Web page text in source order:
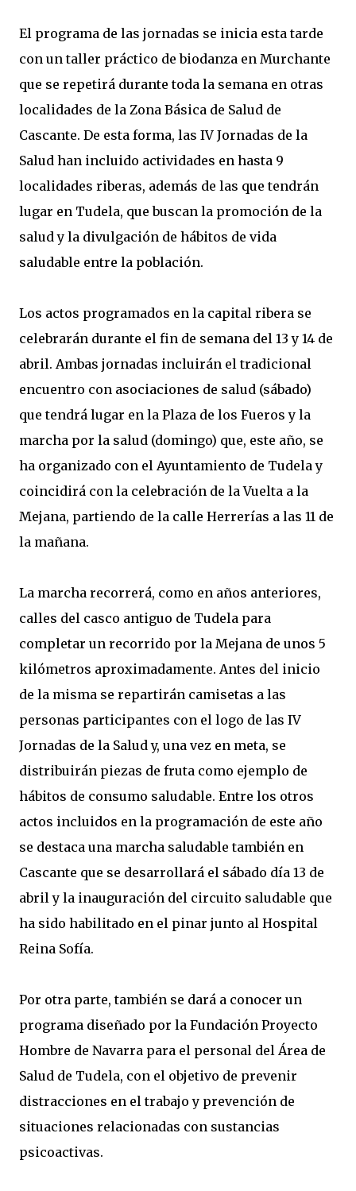
El programa de las jornadas se inicia esta tarde
con un taller práctico de biodanza en Murchante
que se repetirá durante toda la semana en otras
localidades de la Zona Básica de Salud de
Cascante. De esta forma, las IV Jornadas de la
Salud han incluido actividades en hasta 9
localidades riberas, además de las que tendrán
lugar en Tudela, que buscan la promoción de la
salud y la divulgación de hábitos de vida
saludable entre la población.
Los actos programados en la capital ribera se
celebrarán durante el fin de semana del 13 y 14 de
abril. Ambas jornadas incluirán el tradicional
encuentro con asociaciones de salud (sábado)
que tendrá lugar en la Plaza de los Fueros y la
marcha por la salud (domingo) que, este año, se
ha organizado con el Ayuntamiento de Tudela y
coincidirá con la celebración de la Vuelta a la
Mejana, partiendo de la calle Herrerías a las 11 de
la mañana.
La marcha recorrerá, como en años anteriores,
calles del casco antiguo de Tudela para
completar un recorrido por la Mejana de unos 5
kilómetros aproximadamente. Antes del inicio
de la misma se repartirán camisetas a las
personas participantes con el logo de las IV
Jornadas de la Salud y, una vez en meta, se
distribuirán piezas de fruta como ejemplo de
hábitos de consumo saludable. Entre los otros
actos incluidos en la programación de este año
se destaca una marcha saludable también en
Cascante que se desarrollará el sábado día 13 de
abril y la inauguración del circuito saludable que
ha sido habilitado en el pinar junto al Hospital
Reina Sofía.
Por otra parte, también se dará a conocer un
programa diseñado por la Fundación Proyecto
Hombre de Navarra para el personal del Área de
Salud de Tudela, con el objetivo de prevenir
distracciones en el trabajo y prevención de
situaciones relacionadas con sustancias
psicoactivas.